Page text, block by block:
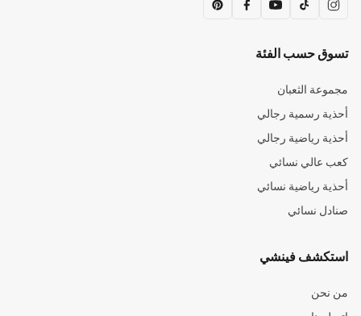
تسوق حسب الفئة
مجموعة الثعبان
أحذية رسمية رجالي
أحذية رياضية رجالي
كعب عالي نسائي
أحذية رياضية نسائي
صنادل نسائي
استكشف فينشي
من نحن